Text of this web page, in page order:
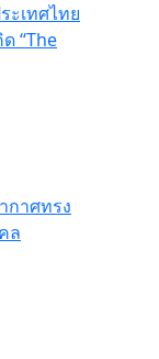
ะเทศไทย
“The
กาศทรง
ล